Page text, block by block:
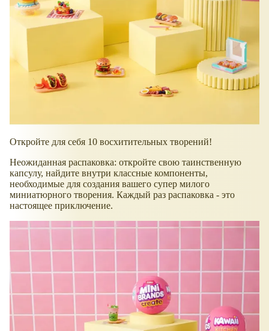
Откройте для себя 10 восхитительных творений!
Неожиданная распаковка: откройте свою таинственную
капсулу, найдите внутри классные компоненты,
необходимые для создания вашего супер милого
миниатюрного творения. Каждый раз распаковка - это
настоящее приключение.